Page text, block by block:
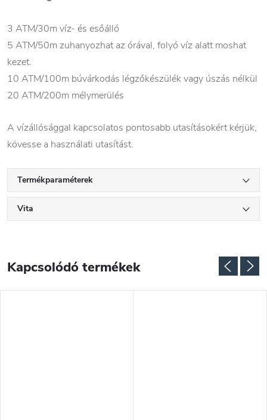
3 ATM/30m víz- és esőálló
5 ATM/50m zuhanyozhat az órával, folyó víz alatt moshat
kezet.
10 ATM/100m búvárkodás légzőkészülék vagy úszás nélkül
20 ATM/200m mélymerülés
A vízállósággal kapcsolatos pontosabb utasításokért kérjük,
kövesse a használati utasítást.
Termékparaméterek
Vita
Kapcsolódó termékek